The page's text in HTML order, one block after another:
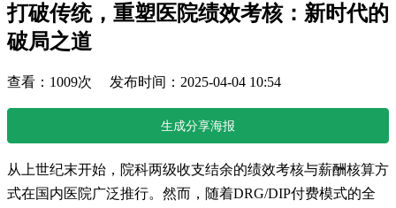
打破传统，重塑医院绩效考核：新时代的
破局之道
查看：1009次 发布时间：2025-04-04 10:54
生成分享海报
从上世纪末开始，院科两级收支结余的绩效考核与薪酬核算方
式在国内医院广泛推行。然而，随着DRG/DIP付费模式的全